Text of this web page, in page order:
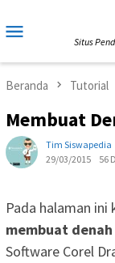
ke
Mobile
Situs
Beranda Tutorial
Membuat
Tim Siswapedia
29/03/2015
56
Pada halaman
membuat
Software Corel